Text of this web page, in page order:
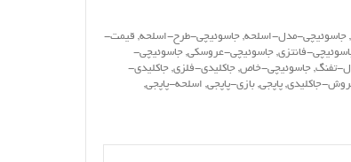
,جاسوئیچی-مدل-اسلحه,جاسوئیچی-طرح-اسلحه, قیمت-
فانتزی,جاسوئیچی-عروسکی,جاسوئیچی-
تفنگ,جاسوئیچی-خاص,جاکلیدی-فلزی,جاکلیدی-
جاکلیدی,پاپجی,بازی-پاپجی, اسلحه-پاپجی,